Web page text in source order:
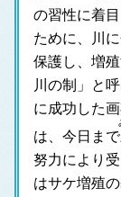
の習性に着
ために、川
保護し、増
川の制」と
に成功した
は、今日まで
努力により
はサケ増殖